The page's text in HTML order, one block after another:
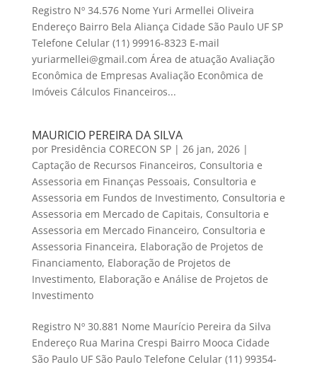
Registro Nº 34.576 Nome Yuri Armellei Oliveira
Endereço Bairro Bela Aliança Cidade São Paulo UF SP
Telefone Celular (11) 99916-8323 E-mail
yuriarmellei@gmail.com Área de atuação Avaliação
Econômica de Empresas Avaliação Econômica de
Imóveis Cálculos Financeiros...
MAURICIO PEREIRA DA SILVA
por Presidência CORECON SP| 26 jan, 2026|
Captação de Recursos Financeiros, Consultoria e
Assessoria em Finanças Pessoais, Consultoria e
Assessoria em Fundos de Investimento, Consultoria e
Assessoria em Mercado de Capitais, Consultoria e
Assessoria em Mercado Financeiro, Consultoria e
Assessoria Financeira, Elaboração de Projetos de
Financiamento, Elaboração de Projetos de
Investimento, Elaboração e Análise de Projetos de
Investimento
Registro Nº 30.881 Nome Maurício Pereira da Silva
Endereço Rua Marina Crespi Bairro Mooca Cidade
São Paulo UF São Paulo Telefone Celular (11) 99354-